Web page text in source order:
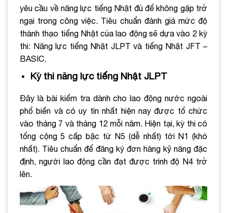
yêu cầu về năng lực tiếng Nhật đủ để không gặp trở
ngại trong công việc. Tiêu chuẩn đánh giá mức độ
thành thạo tiếng Nhật của lao động sẽ dựa vào 2 kỳ
thi: Năng lực tiếng Nhật JLPT và tiếng Nhật JFT –
BASIC.
Kỳ thi năng lực tiếng Nhật JLPT
Đây là bài kiểm tra dành cho lao động nước ngoài
phổ biến và có uy tín nhất hiện nay được tổ chức
vào tháng 7 và tháng 12 mỗi năm. Hiện tại, kỳ thi có
tổng cộng 5 cấp bậc từ N5 (dễ nhất) tới N1 (khó
nhất). Tiêu chuẩn để đăng ký đơn hàng kỹ năng đặc
định, người lao động cần đạt được trình độ N4 trở
lên.